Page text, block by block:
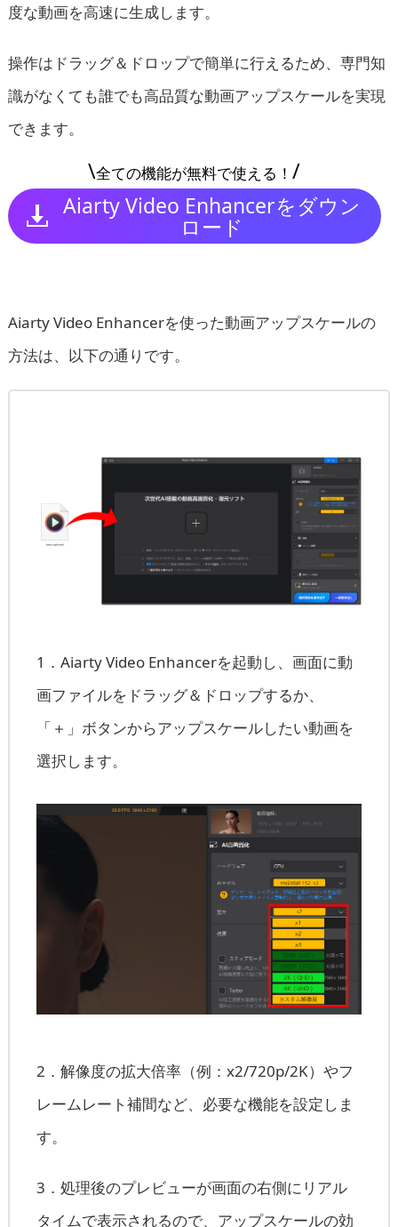
度な動画を高速に生成します。
操作はドラッグ＆ドロップで簡単に行えるため、専門知
識がなくても誰でも高品質な動画アップスケールを実現
できます。
\全ての機能が無料で使える！/
Aiarty Video Enhancerをダウン
ロード
Aiarty Video Enhancerを使った動画アップスケールの
方法は、以下の通りです。
1．Aiarty Video Enhancerを起動し、画面に動
画ファイルをドラッグ＆ドロップするか、
「＋」ボタンからアップスケールしたい動画を
選択します。
2．解像度の拡大倍率（例：x2/720p/2K）やフ
レームレート補間など、必要な機能を設定しま
す。
3．処理後のプレビューが画面の右側にリアル
タイムで表示されるので、アップスケールの効